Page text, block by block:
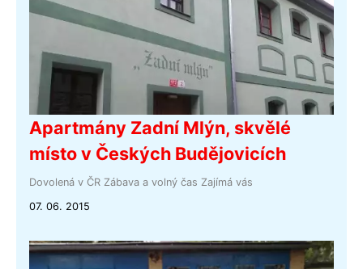
Apartmány Zadní Mlýn, skvělé
místo v Českých Budějovicích
Dovolená v ČR Zábava a volný čas Zajímá vás
07. 06. 2015